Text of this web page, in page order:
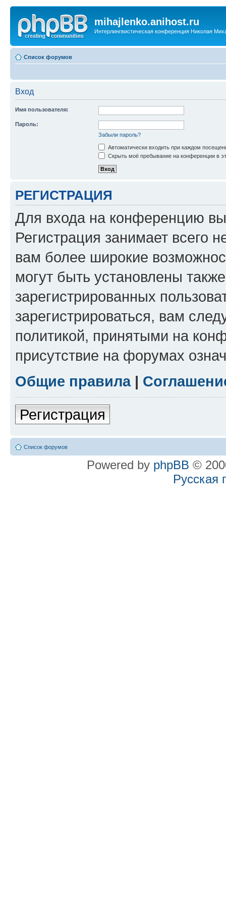
mihajlenko.anihost.ru
Интерлингвистическая конференция Николая
Список форумов
Вход
Имя пользователя:
Пароль:
Забыли пароль?
Автоматически входить при каждом
Скрыть моё пребывание на конференции в
РЕГИСТРАЦИЯ
Для входа на конференцию
Регистрация занимает всего
вам более широкие
могут быть установлены
зарегистрированных
зарегистрироваться, вам
политикой, принятыми на
присутствие на форумах
Общие правила|
Регистрация
Список форумов
Powered by phpBB ©
Русская